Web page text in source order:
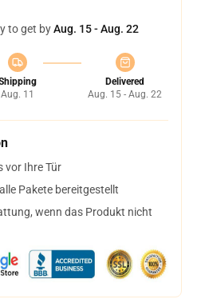
to get byAug. 15 - Aug. 22
Aug. 11
Delivered
Aug. 15 - Aug. 22
vor Ihre Tür
Pakete bereitgestellt
wenn das Produkt nicht